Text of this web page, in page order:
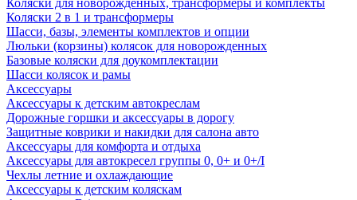
Коляски для новорожденных, трансформеры и комплекты
Коляски 2 в 1 и трансформеры
Шасси, базы, элементы комплектов и опции
Люльки (корзины) колясок для новорожденных
Базовые коляски для доукомплектации
Шасси колясок и рамы
Аксессуары
Аксессуары к детским автокреслам
Дорожные горшки и аксессуары в дорогу
Защитные коврики и накидки для салона авто
Аксессуары для комфорта и отдыха
Аксессуары для автокресел группы 0, 0+ и 0+/I
Чехлы летние и охлаждающие
Аксессуары к детским коляскам